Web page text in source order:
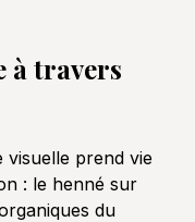
à travers
visuelle prend vie
: le henné sur
du